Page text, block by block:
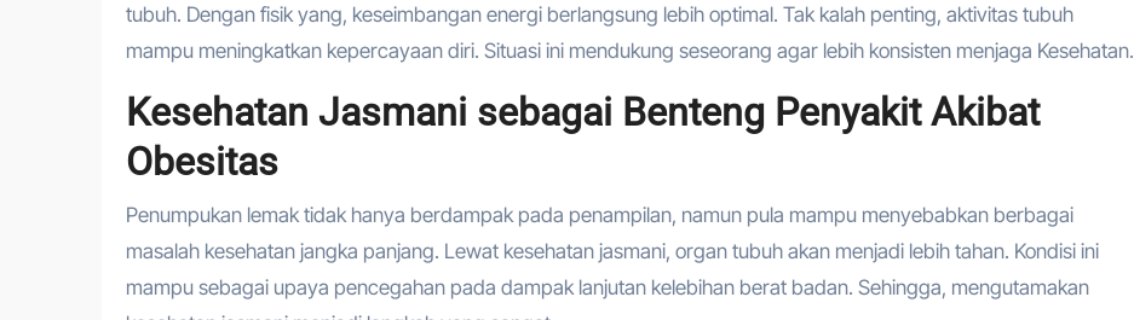
tubuh. Dengan fisik yang, keseimbangan energi berlangsung lebih optimal. Tak kalah penting, aktivitas tubuh
mampu meningkatkan kepercayaan diri. Situasi ini mendukung seseorang agar lebih konsisten menjaga Kesehatan.
Kesehatan Jasmani sebagai Benteng Penyakit Akibat
Obesitas
Penumpukan lemak tidak hanya berdampak pada penampilan, namun pula mampu menyebabkan berbagai
masalah kesehatan jangka panjang. Lewat kesehatan jasmani, organ tubuh akan menjadi lebih tahan. Kondisi ini
mampu sebagai upaya pencegahan pada dampak lanjutan kelebihan berat badan. Sehingga, mengutamakan